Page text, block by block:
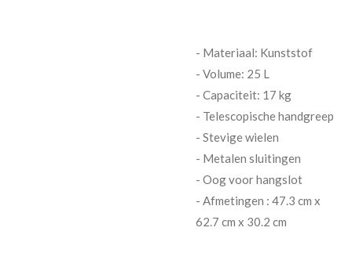
- Materiaal: Kunststof
- Volume: 25 L
- Capaciteit: 17 kg
- Telescopische handgreep
- Stevige wielen
- Metalen sluitingen
- Oog voor hangslot
- Afmetingen : 47.3 cm x
62.7 cm x 30.2 cm